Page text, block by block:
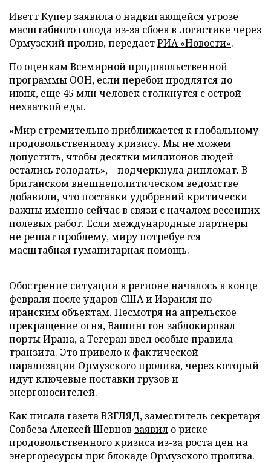
Иветт Купер заявила о надвигающейся угрозе
масштабного голода из-за сбоев в логистике через
Ормузский пролив, передаетРИА «Новости».
По оценкам Всемирной продовольственной
программы ООН, если перебои продлятся до
июня, еще 45 млн человек столкнутся с острой
нехваткой еды.
«Мир стремительно приближается к глобальному
продовольственному кризису. Мы не можем
допустить, чтобы десятки миллионов людей
остались голодать», – подчеркнула дипломат. В
британском внешнеполитическом ведомстве
добавили, что поставки удобрений критически
важны именно сейчас в связи с началом весенних
полевых работ. Если международные партнеры
не решат проблему, миру потребуется
масштабная гуманитарная помощь.
Обострение ситуации в регионе началось в конце
февраля после ударов США и Израиля по
иранским объектам. Несмотря на апрельское
прекращение огня, Вашингтон заблокировал
порты Ирана, а Тегеран ввел особые правила
транзита. Это привело к фактической
парализации Ормузского пролива, через который
идут ключевые поставки грузов и
энергоносителей.
Как писала газета ВЗГЛЯД, заместитель секретаря
Совбеза Алексей Шевцов заявил о риске
продовольственного кризиса из-за роста цен на
энергоресурсы при блокаде Ормузского пролива.